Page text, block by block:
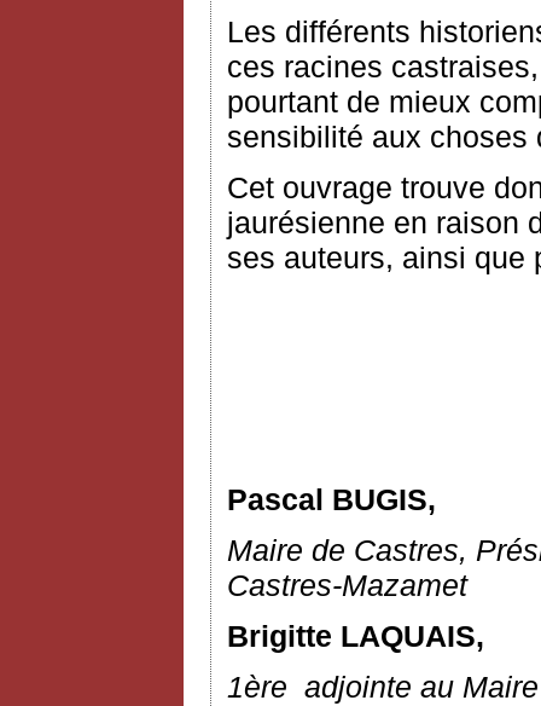
Les différents
ces racines
pourtant de mieux
sensibilité aux choses
Cet ouvrage trouve
jaurésienne en raison
ses auteurs, ainsi que
Pascal BUGIS,
Maire de Castres,
Castres-Mazamet
Brigitte LAQUAIS,
1ère adjointe au